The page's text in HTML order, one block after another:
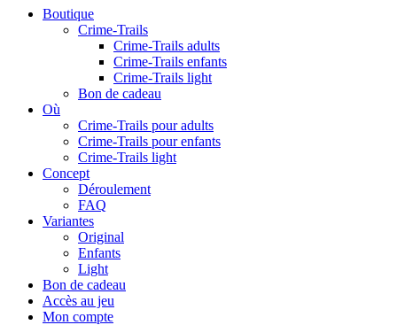
Boutique
Crime-Trails
Crime-Trails adults
Crime-Trails enfants
Crime-Trails light
Bon de cadeau
Où
Crime-Trails pour adults
Crime-Trails pour enfants
Crime-Trails light
Concept
Déroulement
FAQ
Variantes
Original
Enfants
Light
Bon de cadeau
Accès au jeu
Mon compte